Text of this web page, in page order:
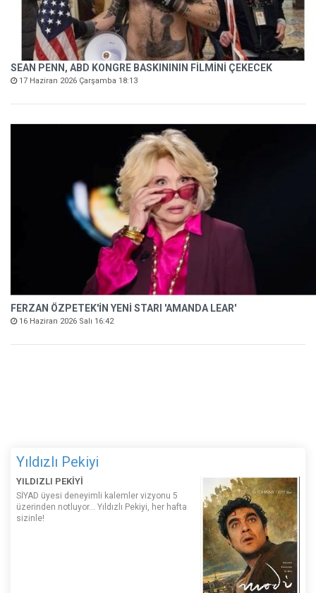
SEAN PENN, ABD KONGRE BASKINININ FİLMİNİ ÇEKECEK
17 Haziran 2026 Çarşamba 18:13
FERZAN ÖZPETEK'İN YENİ STARI 'AMANDA LEAR'
16 Haziran 2026 Salı 16:42
Yıldızlı Pekiyi
YILDIZLI PEKİYİ
SİYAD üyesi deneyimli kalemler vizyonu 5
üzerinden notluyor... Yıldızlı Pekiyi, her hafta
sizinle!